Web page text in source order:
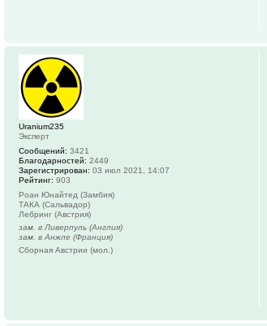
Uranium235
Эксперт
Сообщений: 3421
Благодарностей: 2449
Зарегистрирован: 03 июл 2021, 14:07
Рейтинг: 903
Роан Юнайтед (Замбия)
ТАКА (Сальвадор)
Лебринг (Австрия)
зам. в Ливерпуль (Англия)
зам. в Анжле (Франция)
Сборная Австрии (мол.)